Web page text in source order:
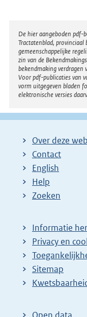
Disclaimer
De hier aangeboden pdf-
Tractatenblad, provinciaal
gemeenschappelijke
zin van de
bekendmaking
Voor pdf-publicaties van
vorm uitgegeven bladen
elektronische versies
Over deze
Contact
English
Help
Zoeken
Informatie
Privacy en
Sitemap
E
t